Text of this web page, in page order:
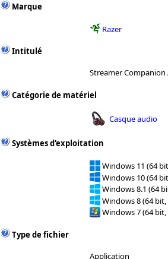
Marque
Razer
Intitulé
Streamer Companion
Catégorie de matériel
Casque audio
Systèmes d'exploitation
Windows 11 (64
Windows 10 (64
Windows 8.1 (64
Windows 8 (64 bit,
Windows 7 (64 bit,
Type de fichier
Application